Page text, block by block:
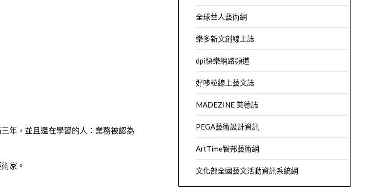
年，並且還在學習的人：業務被認為
家。
全球華人藝術網
樂多新文創線上誌
dpi快樂網路頻道
好哆粒線上藝文誌
MADEZINE 美德誌
PEGA藝術設計資訊
ArtTime智邦藝術網
文化部全國藝文活動資訊系統網